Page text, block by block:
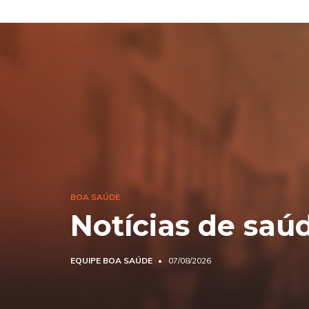
BOA SAÚDE
Notícias de
EQUIPE BOA SAÚDE 07/08/2026